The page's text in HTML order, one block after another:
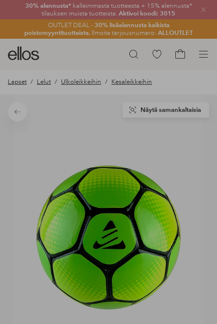
30% alennusta*kalleimmasta tuotteesta + 15% alennusta*
tilauksen muista tuotteista. Aktivoi koodi: 3015
OUTLET DEAL -30% lisäalennusta kaikista
poistomyyntituotteista. Ilmoita tarjousnumero: ALLOUTLET
Sulje
Hae
Ellos-
logo
siirry
Siirry
Lapset Lelut Ulkoleikkeihin Kesaleikkeihin
Takaisin
Näytä samankaltaisia